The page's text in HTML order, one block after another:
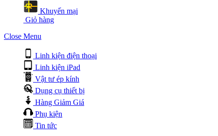
Khuyến mại
Giỏ hàng
Close Menu
Linh kiện điện thoại
Linh kiện iPad
Vật tư ép kính
Dụng cụ thiết bị
Hàng Giảm Giá
Phụ kiện
Tin tức